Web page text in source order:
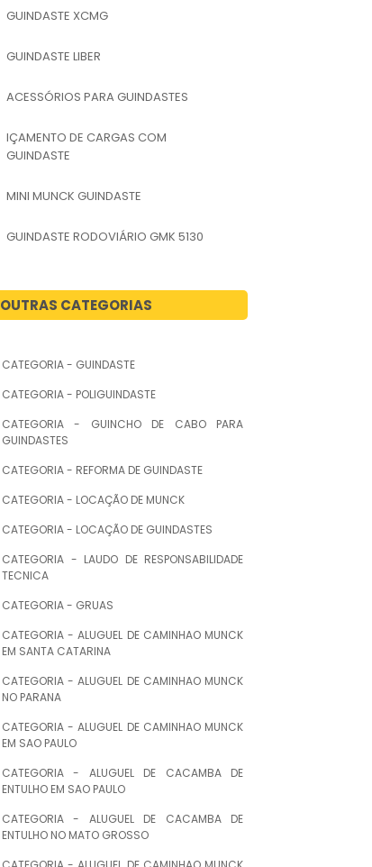
GUINDASTE XCMG
GUINDASTE LIBER
ACESSÓRIOS PARA GUINDASTES
IÇAMENTO DE CARGAS COM
GUINDASTE
MINI MUNCK GUINDASTE
GUINDASTE RODOVIÁRIO GMK 5130
MUCK GUINDASTE
GUINDASTE MÓVEL
GUINDASTE RODOVIÁRIO GMK 5220
PARA LOCAÇÃO
GUINDASTE HIDRÁULICO SOBRE
PLATAFORMA
LANÇA GUINDASTE
GUINDASTE RODOVIÁRIO GMK 5130
PARA LOCAÇÃO
LANÇA GUINDASTE PARA EMPILHADEIRA
PREÇO GUINDASTE 100 TONELADAS
PREÇO GUINDASTE 30 TONELADAS
OUTRAS CATEGORIAS
CATEGORIA - GUINDASTE
CATEGORIA - POLIGUINDASTE
CATEGORIA - GUINCHO DE CABO PARA
GUINDASTES
CATEGORIA - REFORMA DE GUINDASTE
CATEGORIA - LOCAÇÃO DE MUNCK
CATEGORIA - LOCAÇÃO DE GUINDASTES
CATEGORIA - LAUDO DE RESPONSABILIDADE
TECNICA
CATEGORIA - GRUAS
CATEGORIA - ALUGUEL DE CAMINHAO MUNCK
EM SANTA CATARINA
CATEGORIA - ALUGUEL DE CAMINHAO MUNCK
NO PARANA
CATEGORIA - ALUGUEL DE CAMINHAO MUNCK
EM SAO PAULO
CATEGORIA - ALUGUEL DE CACAMBA DE
ENTULHO EM SAO PAULO
CATEGORIA - ALUGUEL DE CACAMBA DE
ENTULHO NO MATO GROSSO